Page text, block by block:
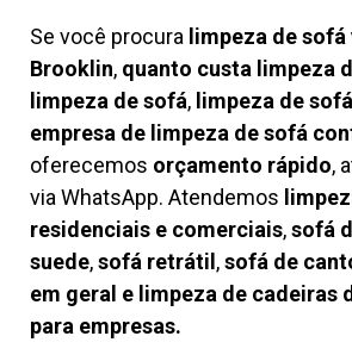
Se você procura limpeza de sofá
Brooklin, quanto custa limpeza
limpeza de sofá, limpeza de
empresa de limpeza de sofá
oferecemos orçamento rápido,
via WhatsApp. Atendemos
residenciais e comerciais,sofá
suede,sofá retrátil,sofá de
em geral e limpeza de cadeiras
para empresas.